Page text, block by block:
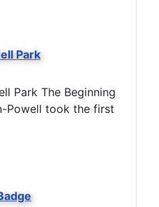
Park
Park The Beginning
Powell took the first